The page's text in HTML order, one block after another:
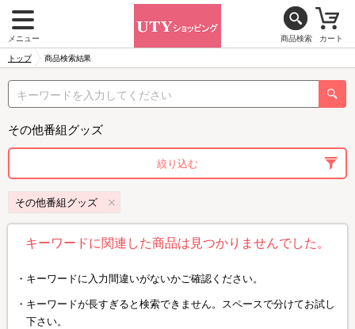
メニュー 商品検索 カート
トップ 商品検索結果
その他番組グッズ
絞り込む
その他番組グッズ
キーワードに関連した商品は見つかりませんでした。
キーワードに入力間違いがないかご確認ください。
キーワードが長すぎると検索できません。スペースで分けてお試し
下さい。